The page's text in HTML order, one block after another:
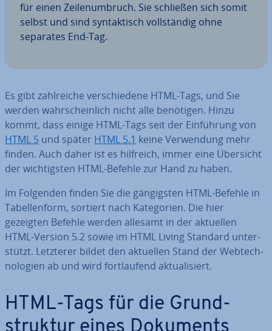
für einen Zei­len­um­bruch. Sie schließen sich somit
selbst und sind syn­tak­tisch voll­stän­dig ohne
separates End-Tag.
Es gibt zahl­rei­che ver­schie­de­ne HTML-Tags, und Sie
werden wahr­schein­lich nicht alle benötigen. Hinzu
kommt, dass einige HTML-Tags seit der Ein­füh­rung von
HTML 5 und später HTML 5.1 keine Ver­wen­dung mehr
finden. Auch daher ist es hilfreich, immer eine Übersicht
der wich­tigs­ten HTML-Befehle zur Hand zu haben.
Im Folgenden finden Sie die gän­gigs­ten HTML-Befehle in
Ta­bel­len­form, sortiert nach Ka­te­go­rien. Die hier
gezeigten Befehle werden allesamt in der aktuellen
HTML-Version 5.2 sowie im HTML Living Standard un­ter­
stützt. Letzterer bildet den aktuellen Stand der Web­tech­
no­lo­gien ab und wird fort­lau­fend ak­tua­li­siert.
HTML-Tags für die Grund­